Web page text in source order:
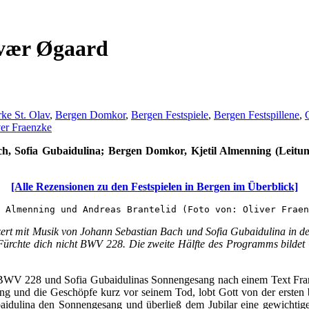
Øgaard
St. Olav, Bergen Domkor, Bergen Festspiele, Bergen Festspillene,
Fraenzke
Sofia Gubaidulina; Bergen Domkor, Kjetil Almenning
[Alle Rezensionen zu den Festspielen in Bergen im Überblick]
und Andreas Brantelid (Foto von: Oliver
mit Musik von Johann Sebastian Bach und Sofia Gubaidulina in
dich nicht BWV 228. Die zweite Hälfte des Programms
228 und Sofia Gubaidulinas Sonnengesang nach einem Text
und die Geschöpfe kurz vor seinem Tod, lobt Gott von der
den Sonnengesang und überließ dem Jubilar eine